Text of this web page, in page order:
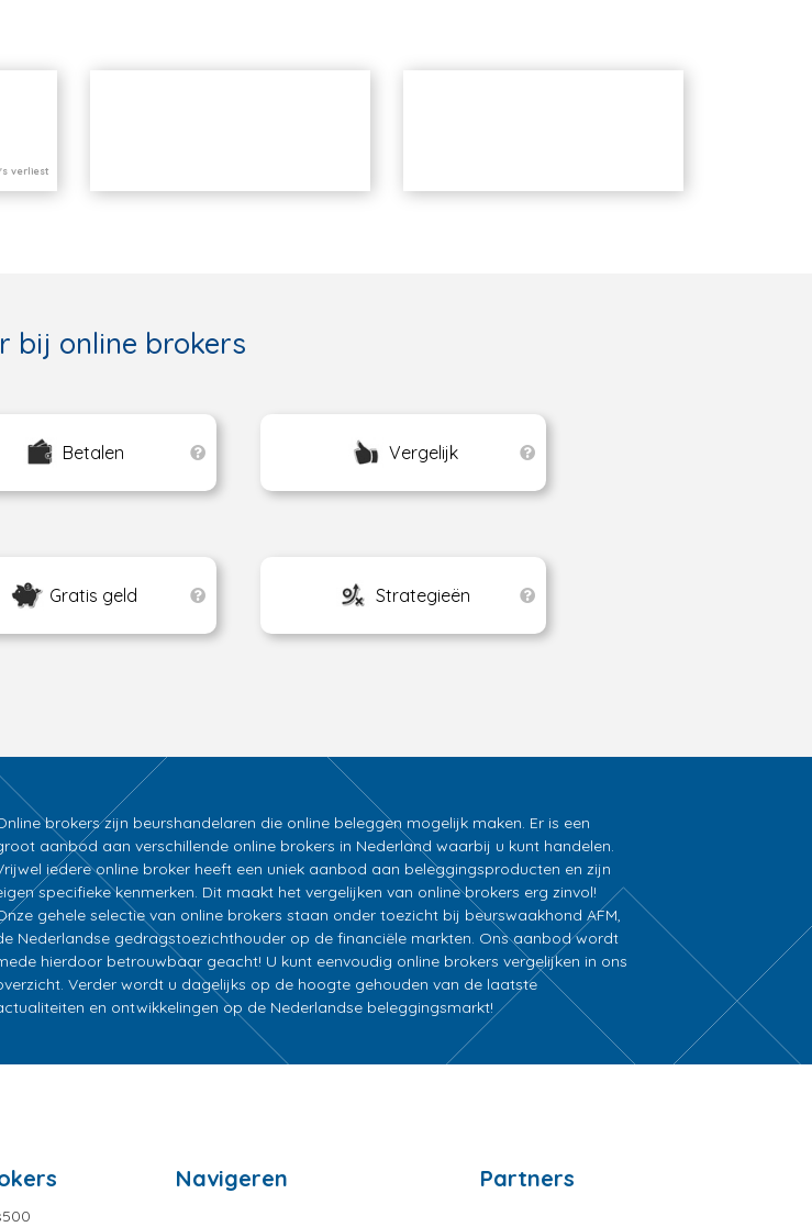
verliest
bij online brokers
Betalen Vergelijk
Gratis geld Strategieën
brokers zijn beurshandelaren die online beleggen mogelijk maken. Er is een
aanbod aan verschillende online brokers in Nederland waarbij u kunt handelen.
iedere online broker heeft een uniek aanbod aan beleggingsproducten en zijn
specifieke kenmerken. Dit maakt het vergelijken van online brokers erg zinvol!
gehele selectie van online brokers staan onder toezicht bij beurswaakhond AFM,
Nederlandse gedragstoezichthouder op de financiële markten. Ons aanbod wordt
hierdoor betrouwbaar geacht! U kunt eenvoudig online brokers vergelijken in ons
Verder wordt u dagelijks op de hoogte gehouden van de laatste
en ontwikkelingen op de Nederlandse beleggingsmarkt!
Navigeren Partners